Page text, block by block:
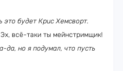
это будет Крис Хемсворт.
Эх, всё-таки ты мейнстримщик!
да, но я подумал, что пусть